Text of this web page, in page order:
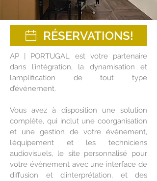
RÉSERVATIONS!
AP | PORTUGAL est votre partenaire
dans l’intégration, la dynamisation et
l’amplification de tout type
d’évènement.
Vous avez à disposition une solution
complète, qui inclut une coorganisation
et une gestion de votre évènement,
l’équipement et les techniciens
audiovisuels, le site personnalisé pour
votre évènement avec une interface de
diffusion et d’interprétation, et des